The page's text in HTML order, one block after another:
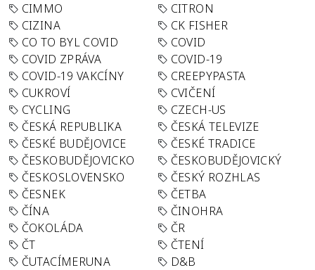
CIMMO
CITRON
CIZINA
CK FISHER
CO TO BYL COVID
COVID
COVID ZPRÁVA
COVID-19
COVID-19 VAKCÍNY
CREEPYPASTA
CUKROVÍ
CVIČENÍ
CYCLING
CZECH-US
ČESKÁ REPUBLIKA
ČESKÁ TELEVIZE
ČESKÉ BUDĚJOVICE
ČESKÉ TRADICE
ČESKOBUDĚJOVICKO
ČESKOBUDĚJOVICKÝ
ČESKOSLOVENSKO
ČESKÝ ROZHLAS
ČESNEK
ČETBA
ČÍNA
ČINOHRA
ČOKOLÁDA
ČR
ČT
ČTENÍ
ČUTACÍMERUNA
D&B